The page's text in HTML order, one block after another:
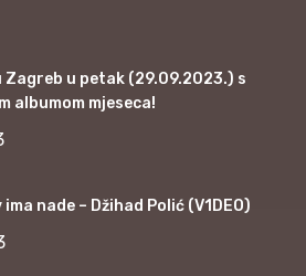
Zagreb u petak (29.09.2023.) s
albumom mjeseca!
nade – Džihad Polić (V1DEO)